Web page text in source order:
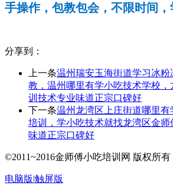
手操作，包教包会，不限时间，
分享到：
上一条温州瑞安玉海街道学习冰
教，温州哪里有学小吃技术学校
训技术专业味道正宗口碑好
下一条温州龙湾区上庄街道哪里
培训，学小吃技术就找龙湾区金
味道正宗口碑好
©2011~2016金师傅小吃培训网 版权所有
电脑版|触屏版